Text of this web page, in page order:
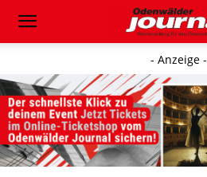
- Anzeige -